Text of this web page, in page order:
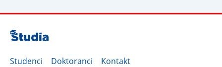
Studenci Doktoranci Kontakt